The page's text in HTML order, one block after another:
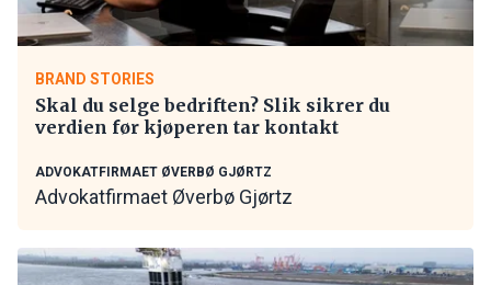
BRAND STORIES
Skal du selge bedriften? Slik sikrer du
verdien før kjøperen tar kontakt
ADVOKATFIRMAET ØVERBØ GJØRTZ
Advokatfirmaet Øverbø Gjørtz